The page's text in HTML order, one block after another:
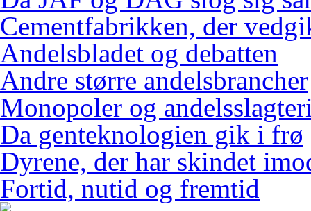
Cementfabrikken, der
Andelsbladet og debatten
Andre større andelsbrancher
Monopoler og
Da genteknologien gik i frø
Dyrene, der har skindet
Fortid, nutid og fremtid